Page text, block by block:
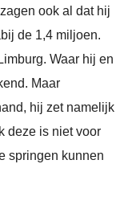
ook al dat hij
de 1,4 miljoen.
Waar hij en
Maar
hij zet namelijk
deze is niet voor
springen kunnen